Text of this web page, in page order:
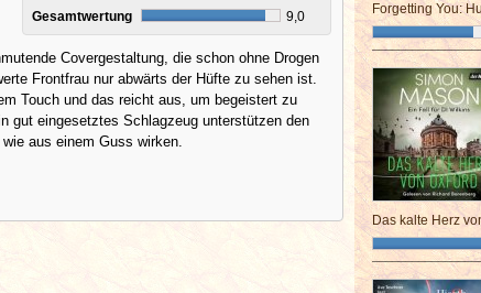
Gesamtwertung 9,0
Covergestaltung, die schon ohne Drogen
Frontfrau nur abwärts der Hüfte zu sehen ist.
Touch und das reicht aus, um begeistert zu
gut eingesetztes Schlagzeug unterstützen den
aus einem Guss wirken.
Forgetting You:
Das kalte Herz